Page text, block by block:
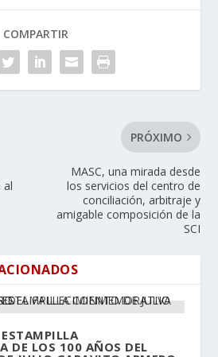
COMPARTIR
al
PRÓXIMO
MASC, una mirada desde
los servicios del centro de
conciliación, arbitraje y
amigable composición de la
SCI
DE LOS 100 AÑOS DEL